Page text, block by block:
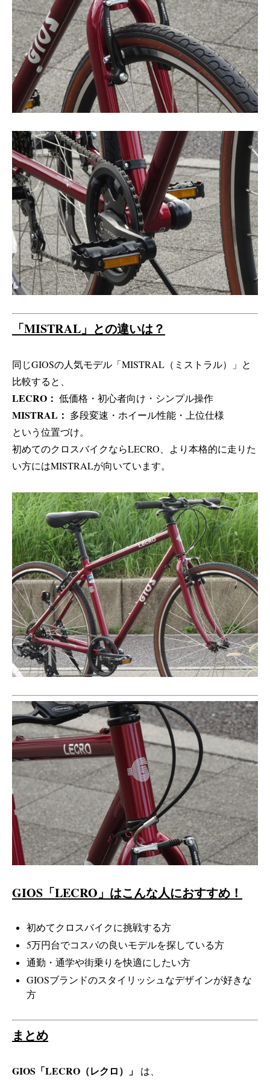
「MISTRAL」との違いは？
同じGIOSの人気モデル「MISTRAL（ミストラル）」と
比較すると、
LECRO： 低価格・初心者向け・シンプル操作
MISTRAL： 多段変速・ホイール性能・上位仕様
という位置づけ。
初めてのクロスバイクならLECRO、より本格的に走りた
い方にはMISTRALが向いています。
GIOS「LECRO」はこんな人におすすめ！
初めてクロスバイクに挑戦する方
5万円台でコスパの良いモデルを探している方
通勤・通学や街乗りを快適にしたい方
GIOSブランドのスタイリッシュなデザインが好きな
方
まとめ
GIOS「LECRO（レクロ）」
は、